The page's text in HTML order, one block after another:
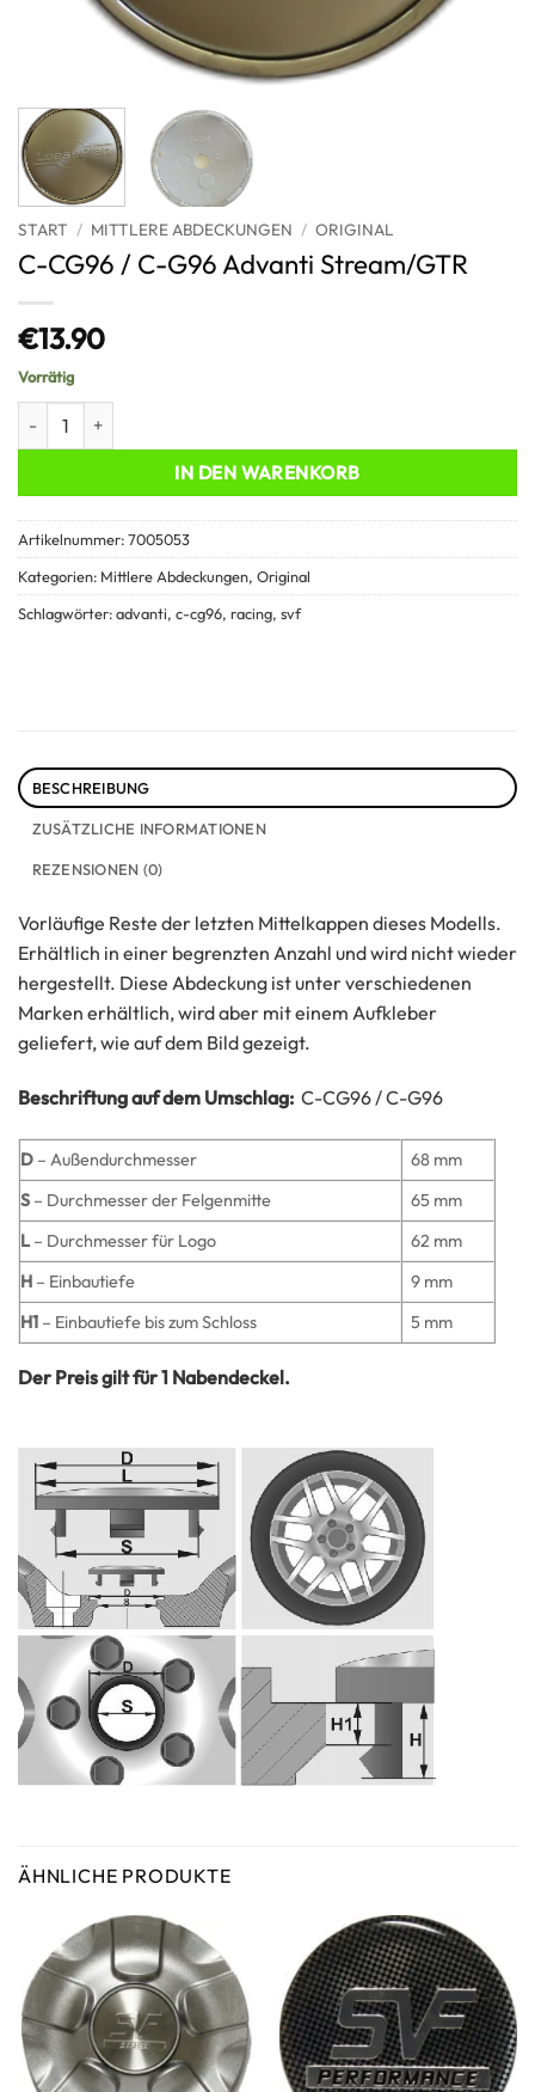
START / MITTLERE ABDECKUNGEN / ORIGINAL
C-CG96 / C-G96 Advanti Stream/GTR
€13.90
Vorrätig
IN DEN WARENKORB
Artikelnummer:7005053
Kategorien: Mittlere Abdeckungen, Original
Schlagwörter:advanti, c-cg96, racing, svf
BESCHREIBUNG
ZUSÄTZLICHE INFORMATIONEN
REZENSIONEN (0)
Vorläufige Reste der letzten Mittelkappen dieses Modells.
Erhältlich in einer begrenzten Anzahl und wird nicht wieder
hergestellt. Diese Abdeckung ist unter verschiedenen
Marken erhältlich, wird aber mit einem Aufkleber
geliefert, wie auf dem Bild gezeigt.
Beschriftung auf dem Umschlag: C-CG96 / C-G96
D – Außendurchmesser
68 mm
S – Durchmesser der Felgenmitte
65 mm
L – Durchmesser für Logo
62 mm
H – Einbautiefe
9 mm
H1 – Einbautiefe bis zum Schloss 5 mm
Der Preis gilt für 1 Nabendeckel.
ÄHNLICHE PRODUKTE